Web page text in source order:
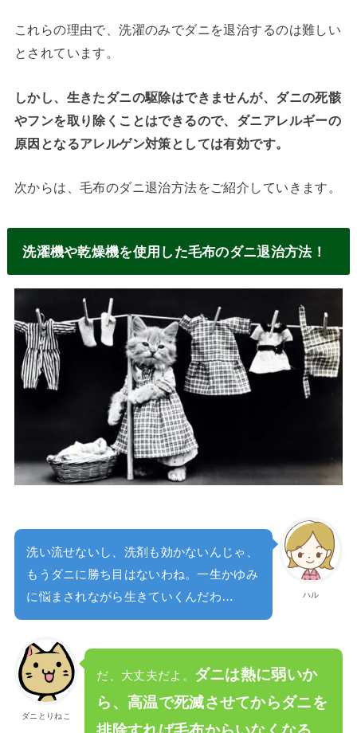
これらの理由で、洗濯のみでダニを退治するのは難しい
とされています。
しかし、生きたダニの駆除はできませんが、ダニの死骸
やフンを取り除くことはできるので、ダニアレルギーの
原因となるアレルゲン対策としては有効です。
次からは、毛布のダニ退治方法をご紹介していきます。
洗濯機や乾燥機を使用した毛布のダニ退治方法！
ハル
洗い流せないし、洗剤も効かないんじゃ、
もうダニに勝ち目はないわね。一生かゆみ
に悩まされながら生きていくんだわ…
ダニとりねこ
だ、大丈夫だよ。
ダニは熱に弱いか
ら、高温で死滅させてからダニを